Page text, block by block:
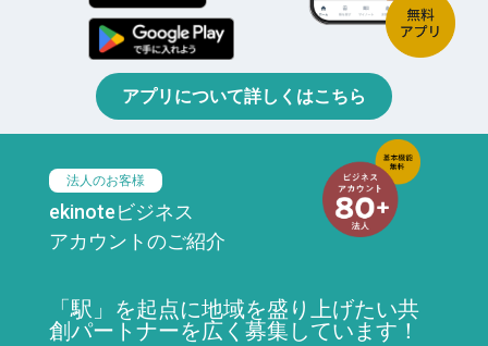
アプリについて詳しくはこちら
法人のお客様
ekinoteビジネス
アカウントのご紹介
「駅」を起点に地域を盛り上げたい共
創パートナーを広く募集しています！